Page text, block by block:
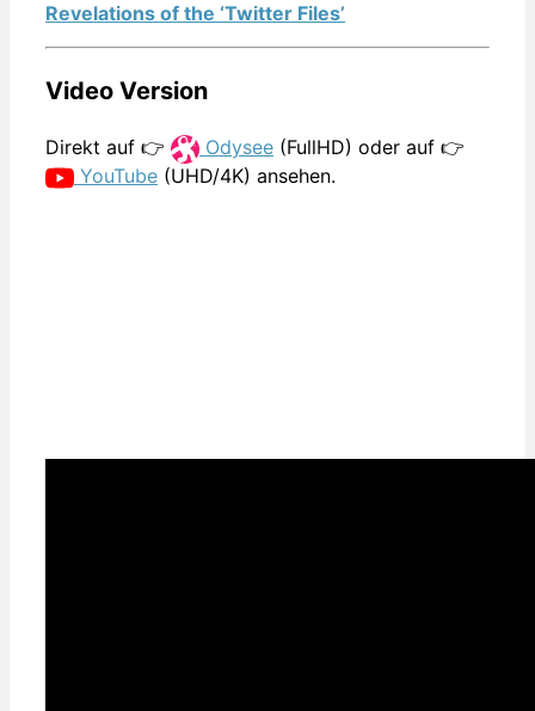
Revelations of the ‘Twitter Files’
Video Version
Direkt auf 👉 Odysee (FullHD) oder auf 👉
YouTube (UHD/4K) ansehen.